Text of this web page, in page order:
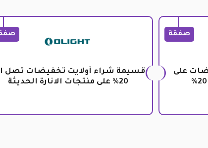
صفقة
2026 تخفيضات على
قسيمة شراء أولايت تخفيضات تصل
20% على منتجات الانارة الحديثة